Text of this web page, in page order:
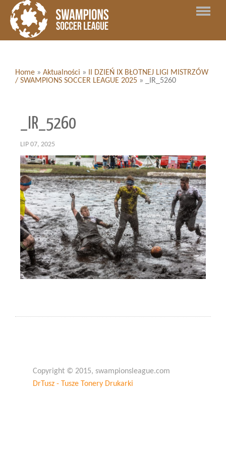
Home » Aktualności »
II DZIEŃ IX BŁOTNEJ LIGI MISTRZÓW
/ SWAMPIONS SOCCER LEAGUE 2025 » _IR_5260
_IR_5260
LIP 07, 2025
Copyright © 2015, swampionsleague.com
DrTusz - Tusze Tonery Drukarki